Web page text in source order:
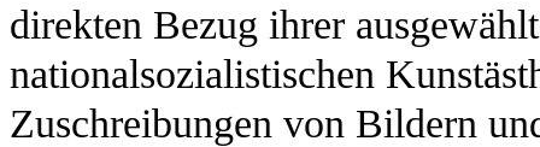
direkten Bezug ihrer
nationalsozialistischen
Zuschreibungen von Bildern